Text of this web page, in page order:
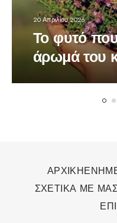
20 Απριλίου 2026
Το φυτό
άρωμά του
κουνούπια
ΑΡΧΙΚΗ
ΣΧΕΤΙΚΑ ΜΕ